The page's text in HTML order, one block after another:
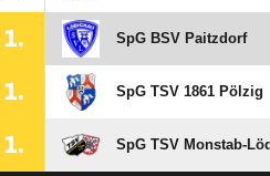
1. SpG BSV Paitzdorf
1. SpG TSV 1861 Pölzig
1. SpG TSV Monstab-